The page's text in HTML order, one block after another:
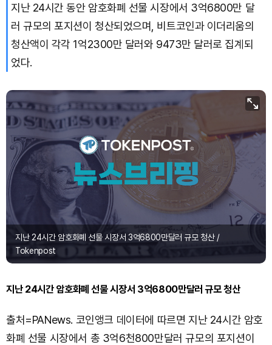
지난 24시간 동안 암호화폐 선물 시장에서 3억6800만 달
러 규모의 포지션이 청산되었으며, 비트코인과 이더리움의
청산액이 각각 1억2300만 달러와 9473만 달러로 집계되
었다.
지난 24시간 암호화폐 선물 시장서 3억6800만달러 규모 청산 /
Tokenpost
지난 24시간 암호화폐 선물 시장서 3억6800만달러 규모 청산
출처=PANews. 코인앵크 데이터에 따르면 지난 24시간 암호
화폐 선물 시장에서 총 3억6천800만달러 규모의 포지션이